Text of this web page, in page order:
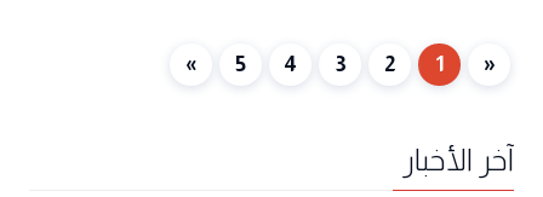
«
1
2
3
4
5
»
آخر الأخبار